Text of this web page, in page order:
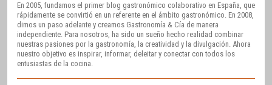
En 2005, fundamos el primer blog gastronómico colaborativo en España, que
rápidamente se convirtió en un referente en el ámbito gastronómico. En 2008,
dimos un paso adelante y creamos Gastronomía & Cía de manera
independiente. Para nosotros, ha sido un sueño hecho realidad combinar
nuestras pasiones por la gastronomía, la creatividad y la divulgación. Ahora
nuestro objetivo es inspirar, informar, deleitar y conectar con todos los
entusiastas de la cocina.